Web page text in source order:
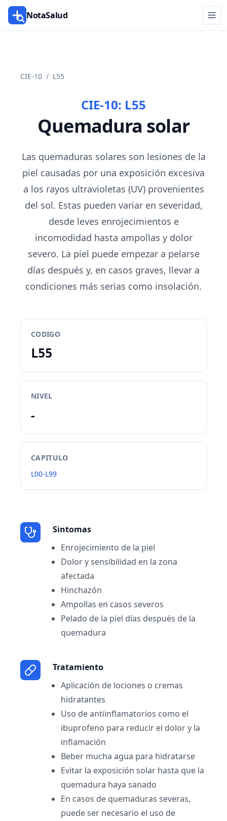
NotaSalud
CIE-10 / L55
CIE-10: L55
Quemadura solar
Las quemaduras solares son lesiones de la
piel causadas por una exposición excesiva
a los rayos ultravioletas (UV) provenientes
del sol. Estas pueden variar en severidad,
desde leves enrojecimientos e
incomodidad hasta ampollas y dolor
severo. La piel puede empezar a pelarse
días después y, en casos graves, llevar a
condiciones más serias como insolación.
CODIGO
L55
NIVEL
-
CAPITULO
L00-L99
Sintomas
Enrojecimiento de la piel
Dolor y sensibilidad en la zona
afectada
Hinchazón
Ampollas en casos severos
Pelado de la piel días después de la
quemadura
Tratamiento
Aplicación de lociones o cremas
hidratantes
Uso de antiinflamatorios como el
ibuprofeno para reducir el dolor y la
inflamación
Beber mucha agua para hidratarse
Evitar la exposición solar hasta que la
quemadura haya sanado
En casos de quemaduras severas,
puede ser necesario el uso de